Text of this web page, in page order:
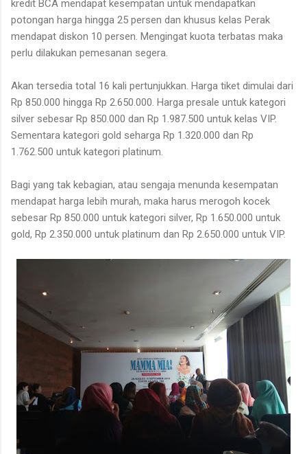
kredit BCA mendapat kesempatan untuk mendapatkan
potongan harga hingga 25 persen dan khusus kelas Perak
mendapat diskon 10 persen. Mengingat kuota terbatas maka
perlu dilakukan pemesanan segera.
Akan tersedia total 16 kali pertunjukkan. Harga tiket dimulai dari
Rp 850.000 hingga Rp 2.650.000. Harga presale untuk kategori
silver sebesar Rp 850.000 dan Rp 1.987.500 untuk kelas VIP.
Sementara kategori gold seharga Rp 1.320.000 dan Rp
1.762.500 untuk kategori platinum.
Bagi yang tak kebagian, atau sengaja menunda kesempatan
mendapat harga lebih murah, maka harus merogoh kocek
sebesar Rp 850.000 untuk kategori silver, Rp 1.650.000 untuk
gold, Rp 2.350.000 untuk platinum dan Rp 2.650.000 untuk VIP.